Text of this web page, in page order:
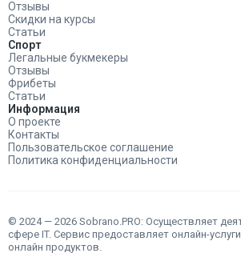
Отзывы
Скидки на курсы
Статьи
Спорт
Легальные букмекеры
Отзывы
Фрибеты
Статьи
Информация
О проекте
Контакты
Пользовательское соглашение
Политика конфиденциальности
© 2024 — 2026 Sobrano.PRO: Осуществляет
сфере IT. Сервис предоставляет онлайн-
онлайн продуктов.